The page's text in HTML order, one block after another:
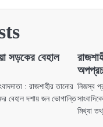
সড়কের বেহাল
: রাজশাহীর তানোর
বেহাল দশায় জন ভোগান্তি
নিজস্ব
মিথ্যা